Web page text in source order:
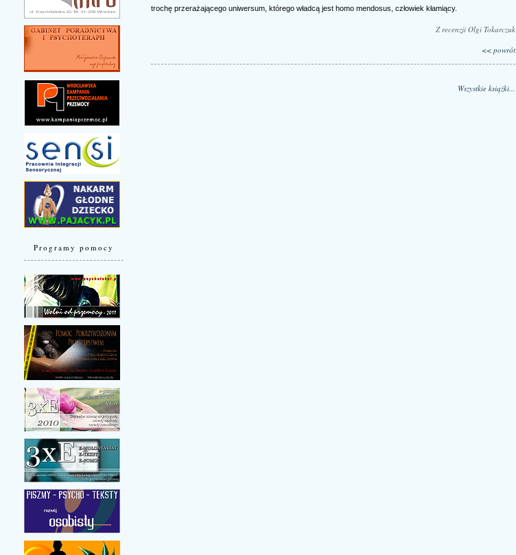
Programy pomocy
trochę przerażającego uniwersum, którego władcą jest homo mendosus, człowiek kłamiący.
Z recenzji Olgi Tokarczuk
<< powrót
Wszystkie książki...